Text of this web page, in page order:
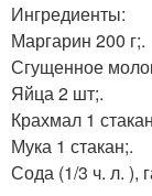
Ингредиенты:
Маргарин 200 г;.
Сгущенное
Яйца 2 шт;.
Крахмал 1
Мука 1 стакан;.
Сода (1/3 ч. л. ),